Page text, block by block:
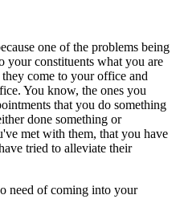
one of the problems being
your constituents what you are
come to your office and
You know, the ones you
that you do something
done something or
met with them, that you have
tried to alleviate their
need of coming into your